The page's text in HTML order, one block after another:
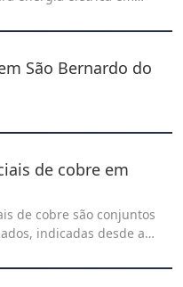
nas instalações.
São Bernardo do
de cobre em
de cobre são conjuntos
indicadas desde a
eletrônicos.